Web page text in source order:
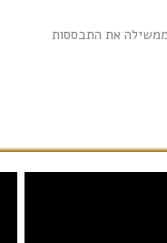
את התבססות